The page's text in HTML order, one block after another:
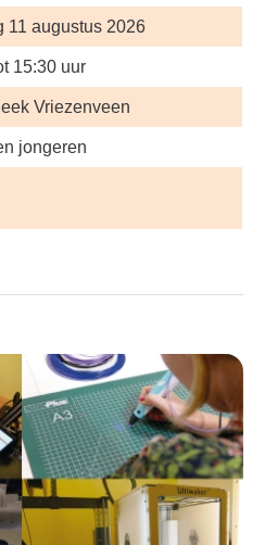
11 augustus 2026
15:30 uur
Vriezenveen
jongeren